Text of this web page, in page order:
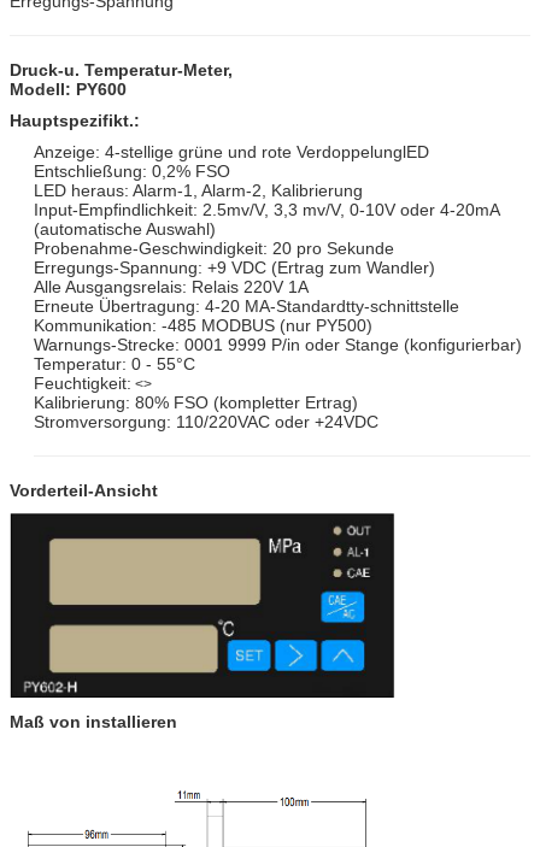
Druck-u. Temperatur-Meter,
Modell: PY600
Hauptspezifikt.:
Anzeige: 4-stellige grüne und rote VerdoppelunglED
Entschließung: 0,2% FSO
LED heraus: Alarm-1, Alarm-2, Kalibrierung
Input-Empfindlichkeit: 2.5mv/V, 3,3 mv/V, 0-10V oder 4-20mA
(automatische Auswahl)
Probenahme-Geschwindigkeit: 20 pro Sekunde
Erregungs-Spannung: +9 VDC (Ertrag zum Wandler)
Alle Ausgangsrelais: Relais 220V 1A
Erneute Übertragung: 4-20 MA-Standardtty-schnittstelle
Kommunikation: -485 MODBUS (nur PY500)
Warnungs-Strecke: 0001 9999 P/in oder Stange (konfigurierbar)
Temperatur: 0 - 55°C
Feuchtigkeit: <>
Kalibrierung: 80% FSO (kompletter Ertrag)
Stromversorgung: 110/220VAC oder +24VDC
Vorderteil-Ansicht
Maß von installieren